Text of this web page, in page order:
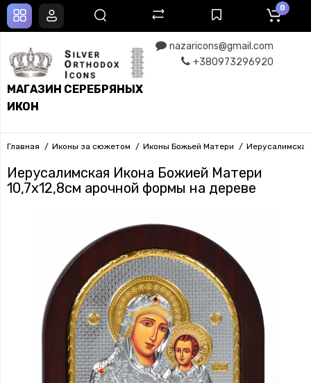
МАГАЗИН СЕРЕБРЯНЫХ
ИКОН
nazaricons@gmail.com
+380973296920
0
Главная Иконы за сюжетом Иконы Божьей Матери Иерусалимская
Иерусалимская Икона Божией Матери
10,7х12,8см арочной формы на дереве